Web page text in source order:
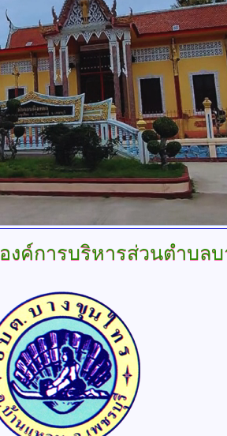
องค์การบริหารส่วนตำบล